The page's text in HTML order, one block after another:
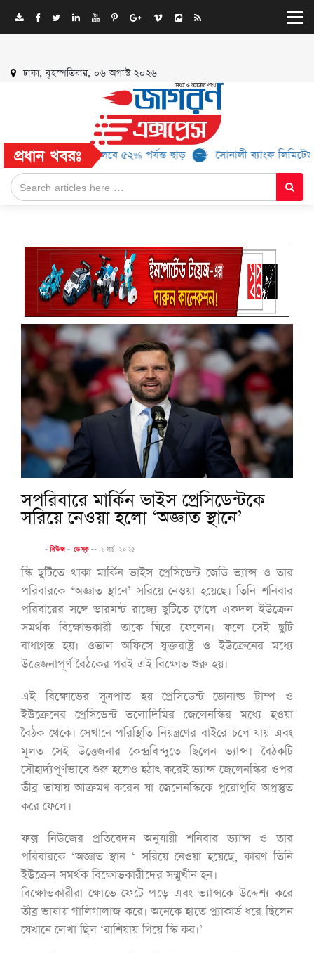
ঢাকা, বৃহস্পতিবার, ০৬ অগাস্ট ২০২৬
প্রধান খবরঃ
ব্র্যান্ড, মিলবে ৫২% পর্যন্ত ছাড় সোনালী ব্যাংক লিমিটেড-এর
সপরিবারে মার্কিন ভাইস প্রেসিডেন্টকে
সরিয়ে নেওয়া হলো ‘অজ্ঞাত স্থানে’
-নিউজ - ডেস্ক -- ২ মার্চ, ২০২৫
স্কি ছুটিতে থাকা মার্কিন ভাইস প্রেসিডেন্ট জেডি ভ্যান্স ও তার
পরিবারকে ‌‘অজ্ঞাত স্থানে’ সরিয়ে নেওয়া হয়েছে। তিনি শনিবার
পরিবারের সঙ্গে ভারমন্ট রাজ্যে ছুটিতে গেলে একদল ইউক্রেন
সমর্থক বিক্ষোভকারী তাকে ঘিরে ফেলেন। ফলে সেই ছুটি
বাধাগ্রস্ত হয়। ওভাল অফিসে যুক্তরাষ্ট্র ও ইউক্রেনের মধ্যে
উত্তেজনাপূর্ণ বৈঠকের পরই এই বিক্ষোভ শুরু হয়।
এই বিক্ষোভের সূত্রপাত হয় প্রেসিডেন্ট ডোনাল্ড ট্রাম্প ও
ইউক্রেনের প্রেসিডেন্ট ভলোদিমির জেলেনস্কির মধ্যে হওয়া
বৈঠক থেকে। সেখানে পরিস্থিতি নিয়ন্ত্রণের বাইরে চলে যায় এবং
মূলত সেই উত্তেজনার কেন্দ্রবিন্দুতে ছিলেন ভ্যান্স। বৈঠকটি
সৌহার্দ্যপূর্ণভাবে শুরু হলেও হঠাৎ করেই ভ্যান্স জেলেনস্কির ওপর
তীব্র ভাষায় আক্রমণ করেন যা জেলেনস্কিকে পুরোপুরি অপ্রস্তুত
করে ফেলে।
ফক্স নিউজের প্রতিবেদন অনুযায়ী শনিবার ভ্যান্স ও তার
পরিবারকে ‘অজ্ঞাত স্থান ‘ সরিয়ে নেওয়া হয়েছে, কারণ তিনি
ইউক্রেন সমর্থক বিক্ষোভকারীদের সম্মুখীন হন।
বিক্ষোভকারীরা ক্ষোভে ফেটে পড়ে এবং ভ্যান্সকে উদ্দেশ্য করে
তীব্র ভাষায় গালিগালাজ করে। অনেকে হাতে প্ল্যাকার্ড ধরে ছিলেন
যেখানে লেখা ছিল ‘রাশিয়ায় গিয়ে স্কি কর।’